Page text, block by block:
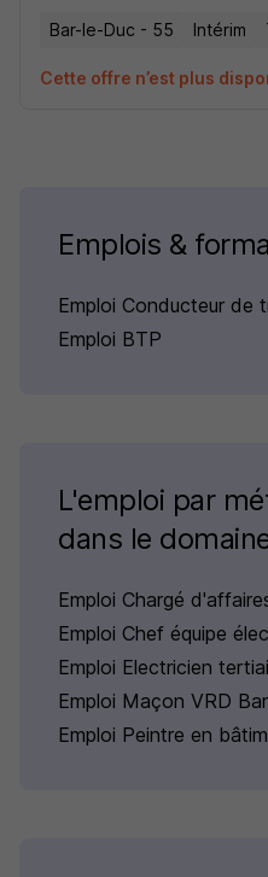
Bar-le-Duc - 55 Intérim
Cette offre n’est plus
Emplois &
Emploi Conducteur de
Emploi BTP
L'emploi par
dans le
Emploi Chargé
Emploi Chef équipe
Emploi Electricien
Emploi Maçon VRD
Emploi Peintre en